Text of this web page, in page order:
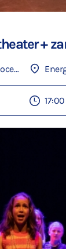
+
Jeugdtheaterschool docenten
17:00